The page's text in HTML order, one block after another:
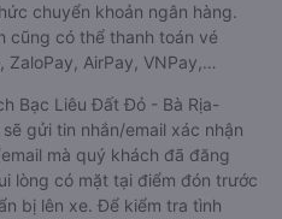
chuyển khoản ngân hàng.
cũng có thể thanh toán vé
AirPay, VNPay,…
Bạc Liêu Đất Đỏ - Bà Rịa-
gửi tin nhắn/email xác nhận
mà quý khách đã đăng
lòng có mặt tại điểm đón trước
bị lên xe. Để kiểm tra tình